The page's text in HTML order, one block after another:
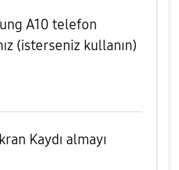
A10 telefon
(isterseniz kullanın)
Kaydı almayı